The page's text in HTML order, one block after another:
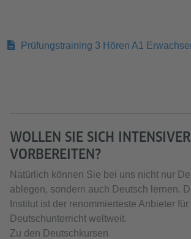
Prüfungstraining 3 Hören A1
WOLLEN SIE SICH INTENSIVER
VORBEREITEN?
Natürlich können Sie bei uns nicht nur
ablegen, sondern auch Deutsch lernen.
Institut ist der renommierteste Anbieter für
Deutschunterricht weltweit.
Zu den Deutschkursen